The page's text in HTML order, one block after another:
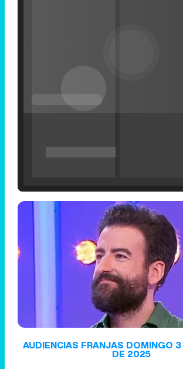
AUDIENCIAS FRANJAS DOMINGO
DE 2025